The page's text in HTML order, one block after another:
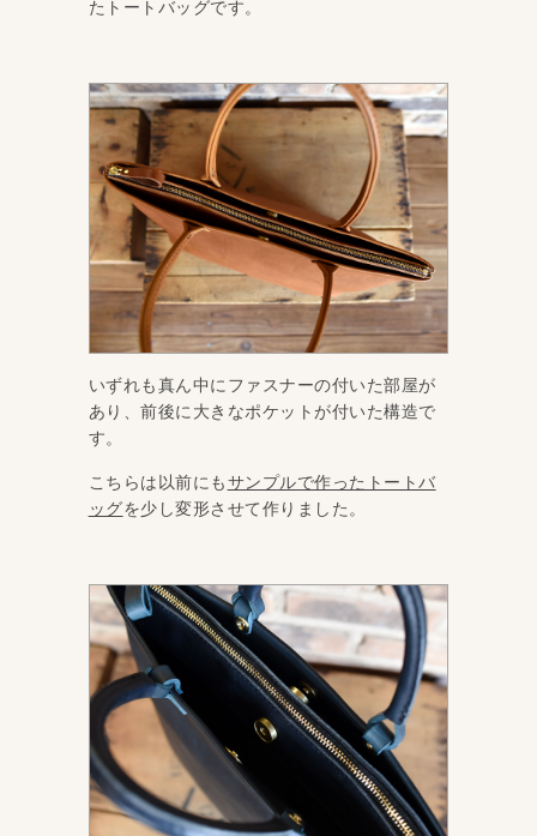
たトートバッグです。
いずれも真ん中にファスナーの付いた部屋が
あり、前後に大きなポケットが付いた構造で
す。
こちらは以前にもサンプルで作ったトートバ
ッグを少し変形させて作りました。